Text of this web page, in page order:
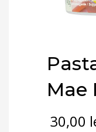
Mae
30,00